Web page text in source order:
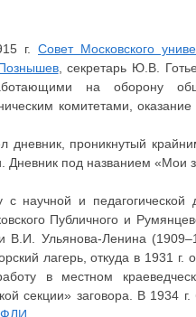
г. Совет Московского
, секретарь Ю.В.
на оборону
комитетами,
дневник, проникнутый
Дневник под названием «Мои
с научной и
Публичного и
В.И. Ульянова-Ленина
лагерь, откуда в 1931
в местном
секции» заговора. В 1934